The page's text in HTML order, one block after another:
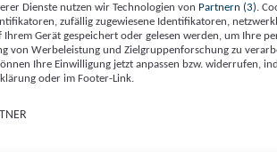
Money
Datenschutzerklärung
bei
Dienste nutzen wir Technologien von Partnern (3) .
zufällig zugewiesene Identifikatoren,
Gerät gespeichert oder gelesen werden, um Ihre
von Werbeleistung und Zielgruppenforschung zu
Ihre Einwilligung jetzt anpassen bzw. widerrufen,
oder im Footer-Link.